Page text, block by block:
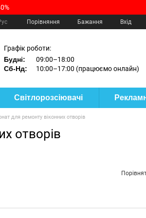
Порівняння Бажання Вхід
Графік роботи:
Будні:
09:00–18:00
Сб-Нд:
10:00–17:00 (працюємо онлайн)
Світлорозсіювачі
для ремонту віконних отворів
отворів